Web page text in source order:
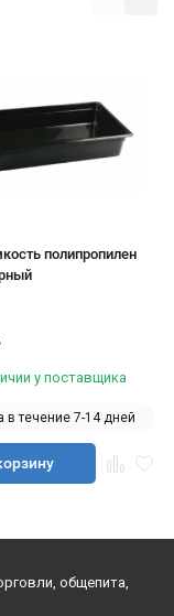
полипропилен
у поставщика
в течение 7-14 дней
общепита,